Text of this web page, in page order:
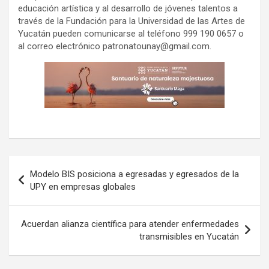
educación artística y al desarrollo de jóvenes talentos a
través de la Fundación para la Universidad de las Artes de
Yucatán pueden comunicarse al teléfono 999 190 0657 o
al correo electrónico patronatounay@gmail.com.
de
entradas
Modelo BIS posiciona a egresadas y egresados de la
UPY en empresas globales
Acuerdan alianza científica para atender enfermedades
transmisibles en Yucatán